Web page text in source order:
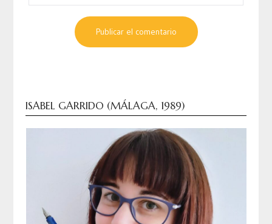
ISABEL GARRIDO (MÁLAGA, 1989)